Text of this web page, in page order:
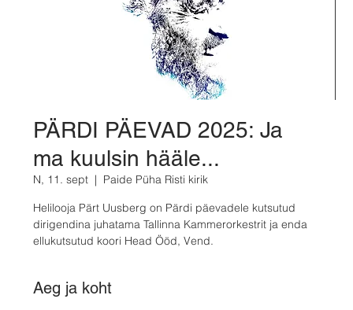
PÄRDI PÄEVAD 2025: Ja
ma kuulsin hääle...
N, 11. sept
  |
Paide Püha Risti kirik
Helilooja Pärt Uusberg on Pärdi päevadele kutsutud
dirigendina juhatama Tallinna Kammerorkestrit ja enda
ellukutsutud koori Head Ööd, Vend.
Aeg ja koht